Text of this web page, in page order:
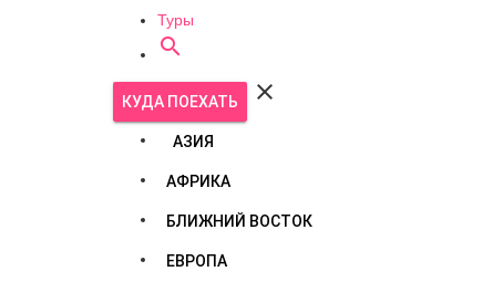
Туры

КУДА ПОЕХАТЬ 
АЗИЯ
АФРИКА
БЛИЖНИЙ ВОСТОК
ЕВРОПА